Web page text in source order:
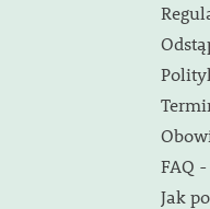
FAQ
Jak